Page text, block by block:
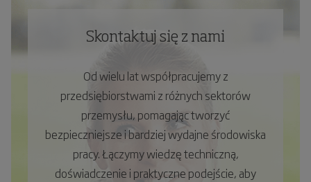
Skontaktuj się z nami
Od wielu lat współpracujemy z
przedsiębiorstwami z różnych sektorów
przemysłu, pomagając tworzyć
bezpieczniejsze i bardziej wydajne środowiska
pracy. Łączymy wiedzę techniczną,
doświadczenie i praktyczne podejście, aby